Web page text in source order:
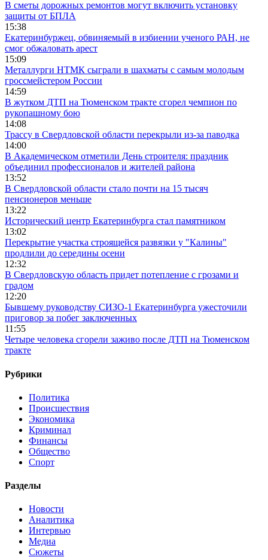
В сметы дорожных ремонтов могут включить установку
защиты от БПЛА
15:38
Екатеринбуржец, обвиняемый в избиении ученого РАН, не
смог обжаловать арест
15:09
Металлурги НТМК сыграли в шахматы с самым молодым
гроссмейстером России
14:59
В жутком ДТП на Тюменском тракте сгорел чемпион по
рукопашному бою
14:08
Трассу в Свердловской области перекрыли из-за паводка
14:00
В Академическом отметили День строителя: праздник
объединил профессионалов и жителей района
13:52
В Свердловской области стало почти на 15 тысяч
пенсионеров меньше
13:22
Исторический центр Екатеринбурга стал памятником
13:02
Перекрытие участка строящейся развязки у "Калины"
продлили до середины осени
12:32
В Свердловскую область придет потепление с грозами и
градом
12:20
Бывшему руководству СИЗО-1 Екатеринбурга ужесточили
приговор за побег заключенных
11:55
Четыре человека сгорели заживо после ДТП на Тюменском
тракте
Рубрики
Политика
Происшествия
Экономика
Криминал
Финансы
Общество
Спорт
Разделы
Новости
Аналитика
Интервью
Медиа
Сюжеты